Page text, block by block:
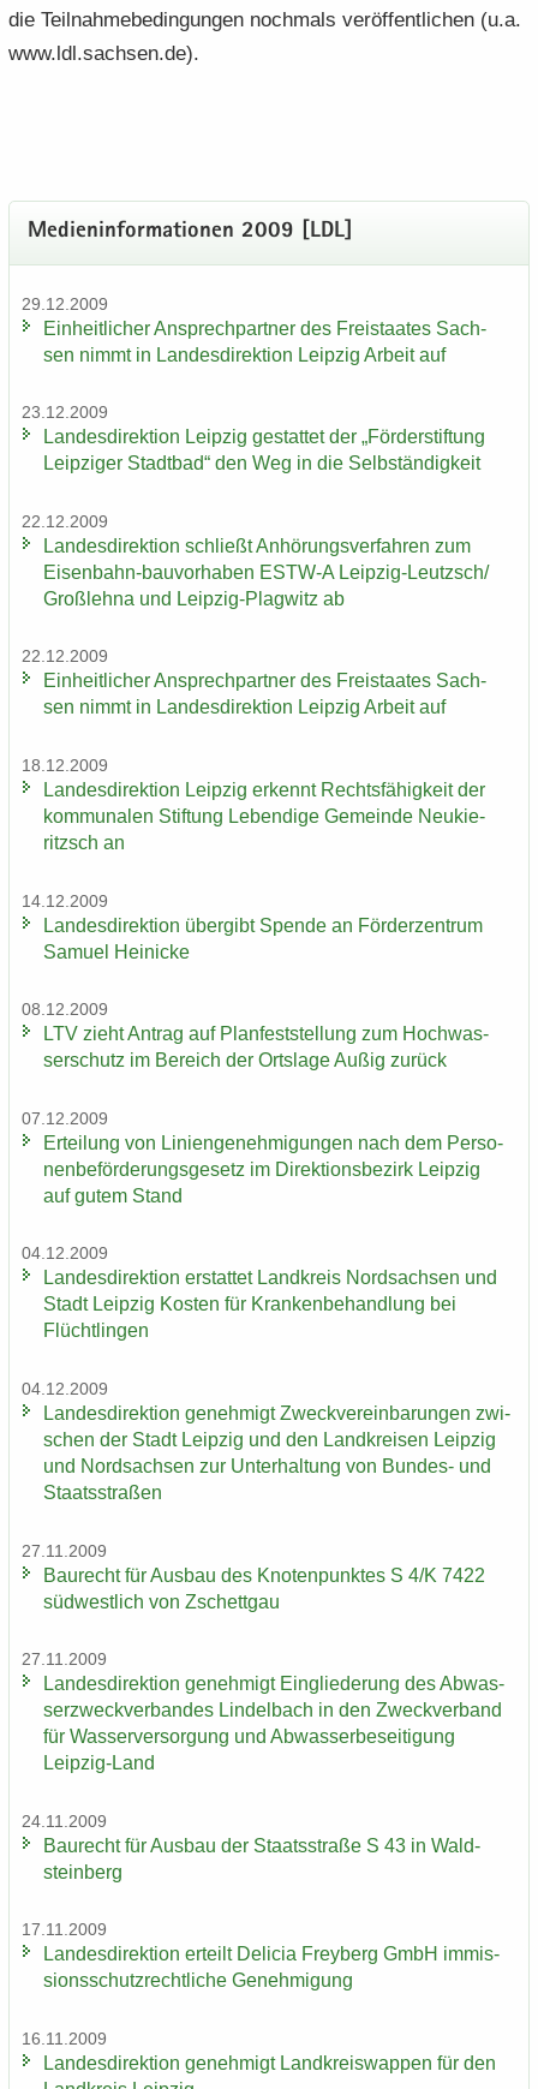
die Teil­nah­me­be­din­gun­gen noch­mals ver­öf­fent­li­chen (u.a.
www.ldl.sach­sen.de).
Me­di­en­in­for­ma­tio­nen 2009 [LDL]
29.12.2009
Ein­heit­li­cher An­sprech­part­ner des Frei­staa­tes Sach­
sen nimmt in Lan­des­di­rek­ti­on Leip­zig Ar­beit auf
23.12.2009
Lan­des­di­rek­ti­on Leip­zig ge­stat­tet der „För­der­stif­tung
Leip­zi­ger Stadt­bad“ den Weg in die Selb­stän­dig­keit
22.12.2009
Lan­des­di­rek­ti­on schließt An­hö­rungs­ver­fah­ren zum
Eisenbahn-​bauvorhaben ESTW-​A Leipzig-​Leutzsch/
Groß­leh­na und Leipzig-​Plagwitz ab
22.12.2009
Ein­heit­li­cher An­sprech­part­ner des Frei­staa­tes Sach­
sen nimmt in Lan­des­di­rek­ti­on Leip­zig Ar­beit auf
18.12.2009
Lan­des­di­rek­ti­on Leip­zig er­kennt Rechts­fä­hig­keit der
kom­mu­na­len Stif­tung Le­ben­di­ge Ge­mein­de Neu­kie­
ritzsch an
14.12.2009
Lan­des­di­rek­ti­on über­gibt Spen­de an För­der­zen­trum
Sa­mu­el Hei­ni­cke
08.12.2009
LTV zieht An­trag auf Plan­fest­stel­lung zum Hoch­was­
ser­schutz im Be­reich der Orts­la­ge Außig zu­rück
07.12.2009
Er­tei­lung von Li­ni­en­ge­neh­mi­gun­gen nach dem Per­so­
nen­be­för­de­rungs­ge­setz im Di­rek­ti­ons­be­zirk Leip­zig
auf gutem Stand
04.12.2009
Lan­des­di­rek­ti­on er­stat­tet Land­kreis Nord­sach­sen und
Stadt Leip­zig Kos­ten für Kran­ken­be­hand­lung bei
Flücht­lin­gen
04.12.2009
Lan­des­di­rek­ti­on ge­neh­migt Zweck­ver­ein­ba­run­gen zwi­
schen der Stadt Leip­zig und den Land­krei­sen Leip­zig
und Nord­sach­sen zur Un­ter­hal­tung von Bundes-​ und
Staats­stra­ßen
27.11.2009
Bau­recht für Aus­bau des Kno­ten­punk­tes S 4/K 7422
süd­west­lich von Zschett­gau
27.11.2009
Lan­des­di­rek­ti­on ge­neh­migt Ein­glie­de­rung des Ab­was­
ser­zweck­ver­ban­des Lindel­bach in den Zweck­ver­band
für Was­ser­ver­sor­gung und Ab­was­ser­be­sei­ti­gung
Leipzig-​Land
24.11.2009
Bau­recht für Aus­bau der Staats­stra­ße S 43 in Wald­
stein­berg
17.11.2009
Lan­des­di­rek­ti­on er­teilt De­li­cia Frey­berg GmbH im­mis­
si­ons­schutz­recht­li­che Ge­neh­mi­gung
16.11.2009
Lan­des­di­rek­ti­on ge­neh­migt Land­kreis­wap­pen für den